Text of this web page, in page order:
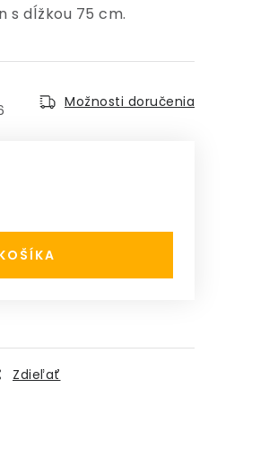
s dĺžkou 75 cm.
Možnosti doručenia
Zdieľať